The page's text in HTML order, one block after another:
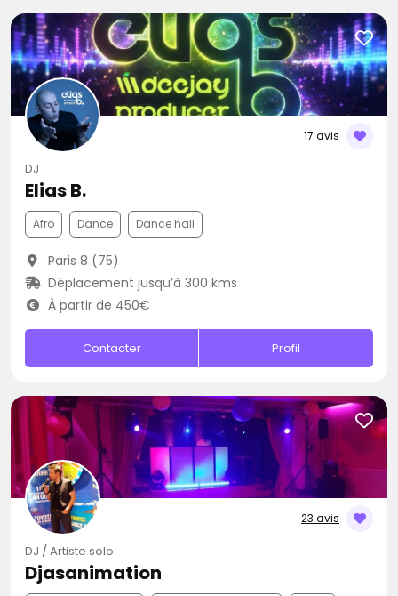
17 avis
DJ
Elias B.
Afro Dance Dance hall
Paris 8 (75)
Déplacement jusqu’à 300 kms
À partir de 450€
Contacter Profil
23 avis
DJ / Artiste solo
Djasanimation